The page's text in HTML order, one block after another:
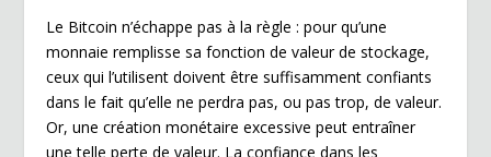
Le Bitcoin n’échappe pas à la règle : pour qu’une
monnaie remplisse sa fonction de valeur de stockage,
ceux qui l’utilisent doivent être suffisamment confiants
dans le fait qu’elle ne perdra pas, ou pas trop, de valeur.
Or, une création monétaire excessive peut entraîner
une telle perte de valeur. La confiance dans les